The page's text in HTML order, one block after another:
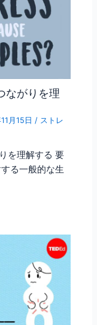
ながりを理
月15日/ ストレ
を理解する 要
る一般的な生